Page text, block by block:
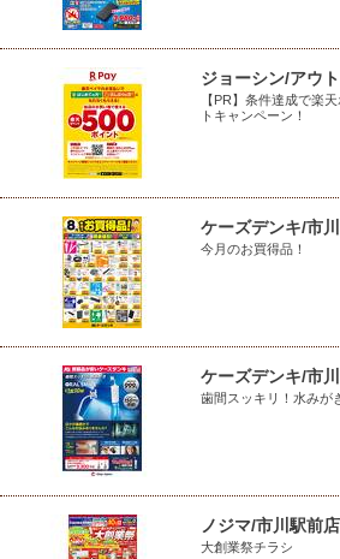
ジョーシン/アウ
【PR】条件達成で楽
トキャンペーン！
ケーズデンキ/市
今月のお買得品！
ケーズデンキ/市
歯間スッキリ！水み
ノジマ/市川駅前店
大創業祭チラシ